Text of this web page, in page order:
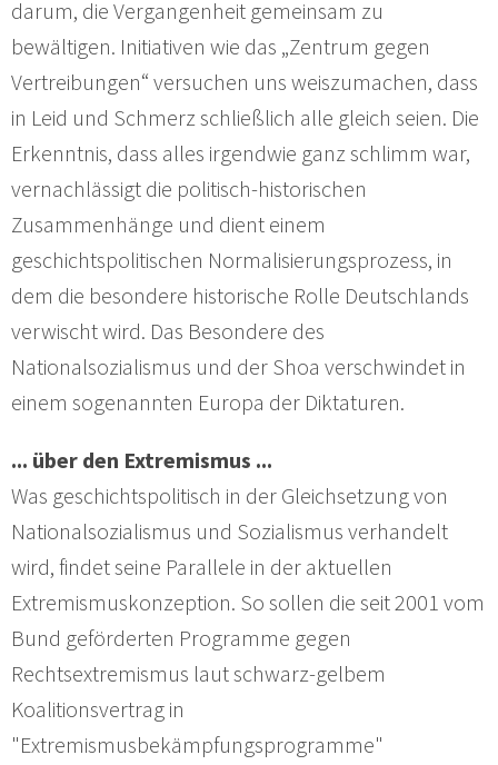
darum, die Vergangenheit gemeinsam zu
bewältigen. Initiativen wie das „Zentrum gegen
Vertreibungen“ versuchen uns weiszumachen, dass
in Leid und Schmerz schließlich alle gleich seien. Die
Erkenntnis, dass alles irgendwie ganz schlimm war,
vernachlässigt die politisch-historischen
Zusammenhänge und dient einem
geschichtspolitischen Normalisierungsprozess, in
dem die besondere historische Rolle Deutschlands
verwischt wird. Das Besondere des
Nationalsozialismus und der Shoa verschwindet in
einem sogenannten Europa der Diktaturen.
... über den Extremismus ...
Was geschichtspolitisch in der Gleichsetzung von
Nationalsozialismus und Sozialismus verhandelt
wird, findet seine Parallele in der aktuellen
Extremismuskonzeption. So sollen die seit 2001 vom
Bund geförderten Programme gegen
Rechtsextremismus laut schwarz-gelbem
Koalitionsvertrag in
"Extremismusbekämpfungsprogramme"